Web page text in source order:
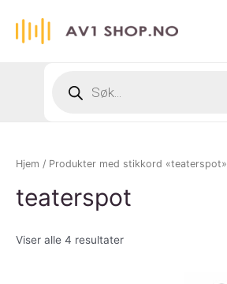
search
Hjem / Produkter med stikkord «teaterspot»
teaterspot
Viser alle 4 resultater